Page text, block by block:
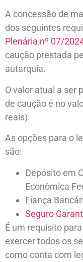
A concessão de
dos seguintes
Plenária nº 07/
caução prestada
autarquia.
O valor atual a ser
de caução é no
reais).
As opções para o
são:
Depósito em
Econômica
Fiança
Seguro
É um requisito
exercer todos os
como conta com